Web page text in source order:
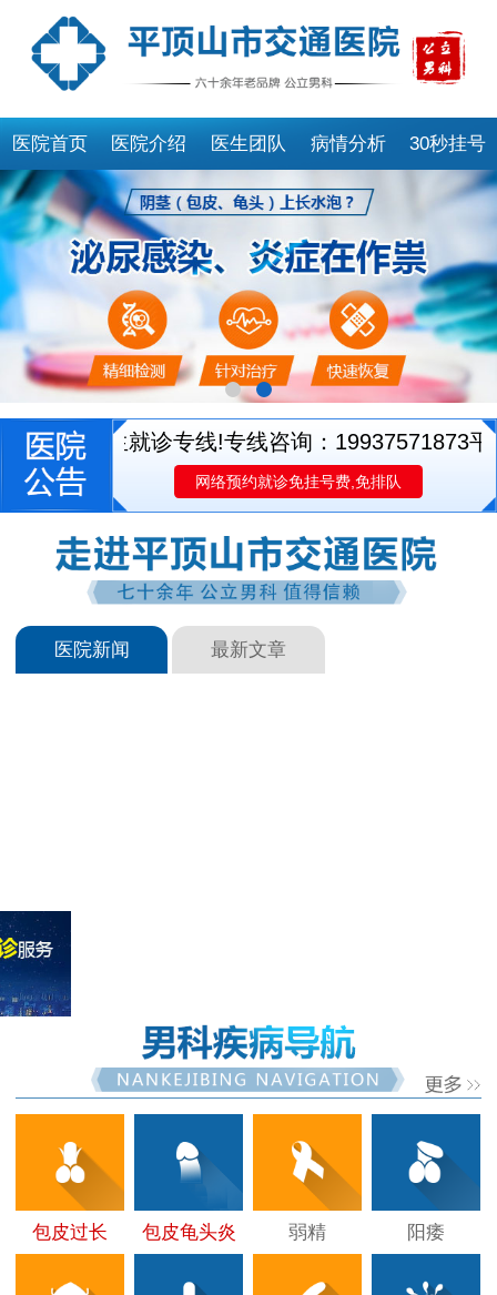
医院首页 医院介绍 医生团队 病情分析 30秒挂号
开通医生就诊专线!专线咨询：19937571873平
网络预约就诊免挂号费,免排队
医院新闻 最新文章
包皮过长 包皮龟头炎 弱精 阳痿